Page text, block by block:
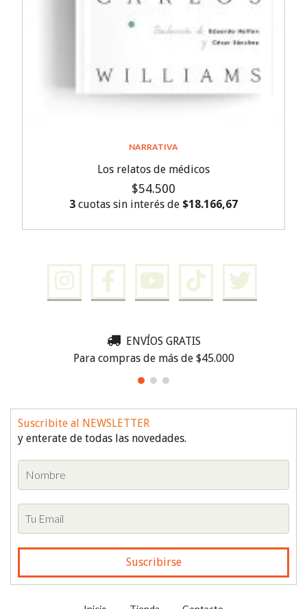
NARRATIVA
Los relatos de médicos
$54.500
3 cuotas sin interés de $18.166,67
ENVÍOS GRATIS
Para compras de más de $45.000
Suscribite al NEWSLETTER
y enterate de todas las novedades.